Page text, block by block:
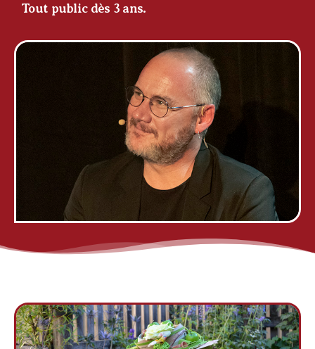
Tout public dès 3 ans.